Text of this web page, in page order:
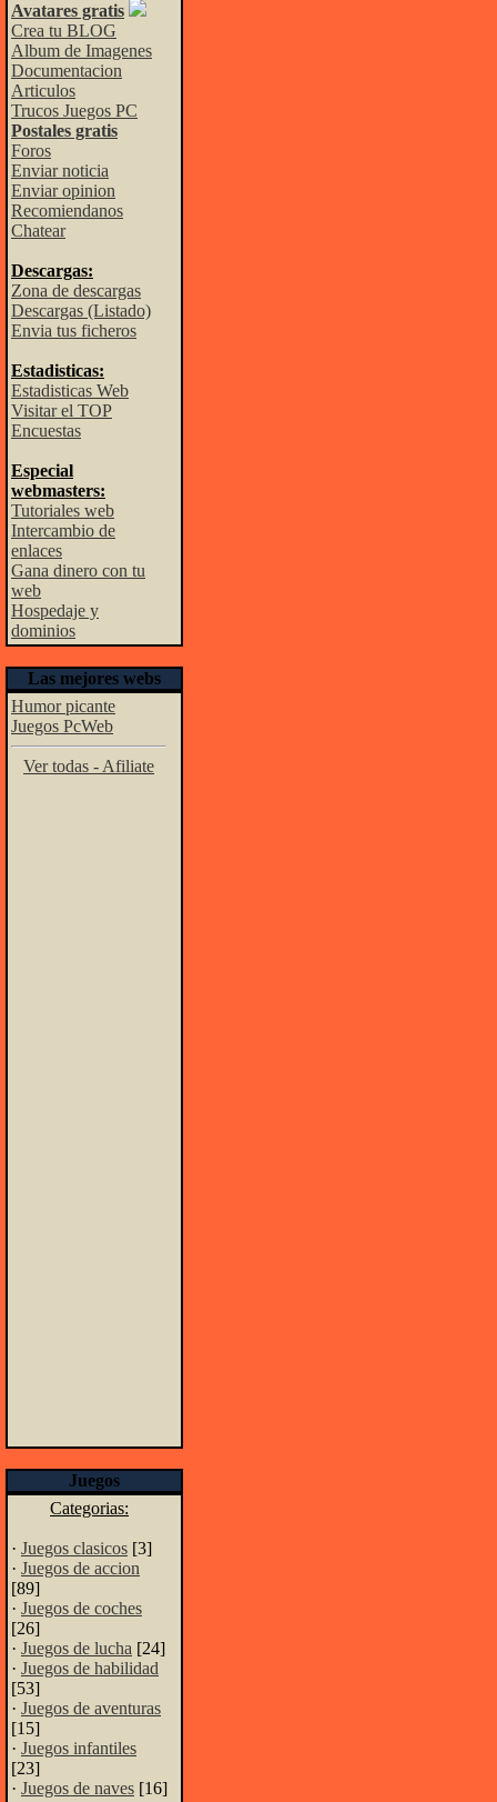
Avatares gratis
Crea tu BLOG
Album de Imagenes
Documentacion
Articulos
Trucos Juegos PC
Postales gratis
Foros
Enviar noticia
Enviar opinion
Recomiendanos
Chatear
Descargas:
Zona de descargas
Descargas (Listado)
Envia tus ficheros
Estadisticas:
Estadisticas Web
Visitar el TOP
Encuestas
Especial
webmasters:
Tutoriales web
Intercambio de
enlaces
Gana dinero con tu
web
Hospedaje y
dominios
Las mejores webs
Humor picante
Juegos PcWeb
Ver todas - Afiliate
Juegos
Categorias:
· Juegos clasicos [3]
· Juegos de accion
[89]
· Juegos de coches
[26]
· Juegos de lucha [24]
· Juegos de habilidad
[53]
· Juegos de aventuras
[15]
· Juegos infantiles
[23]
· Juegos de naves [16]